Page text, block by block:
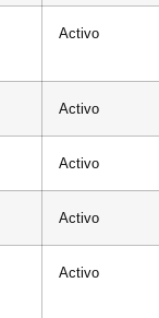
Activo
Activo
Activo
Activo
Activo